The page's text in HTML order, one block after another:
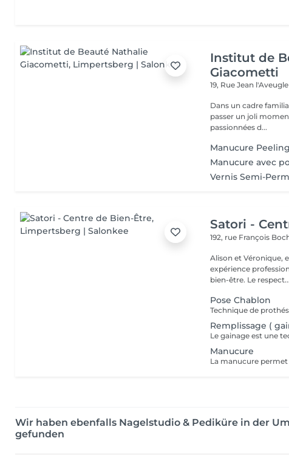
Institut de
Giacometti
19, Rue Jean l'Aveugle
Dans un cadre
passer un joli
passionnées d...
Manucure Peeling
Manucure avec
Vernis Semi-
Satori -
192, rue François
Alison et Véronique,
expérience
bien-être. Le respect...
Pose Chablon
Remplissage (
Manucure
Wir haben ebenfalls Nagelstudio & Pediküre in der
gefunden